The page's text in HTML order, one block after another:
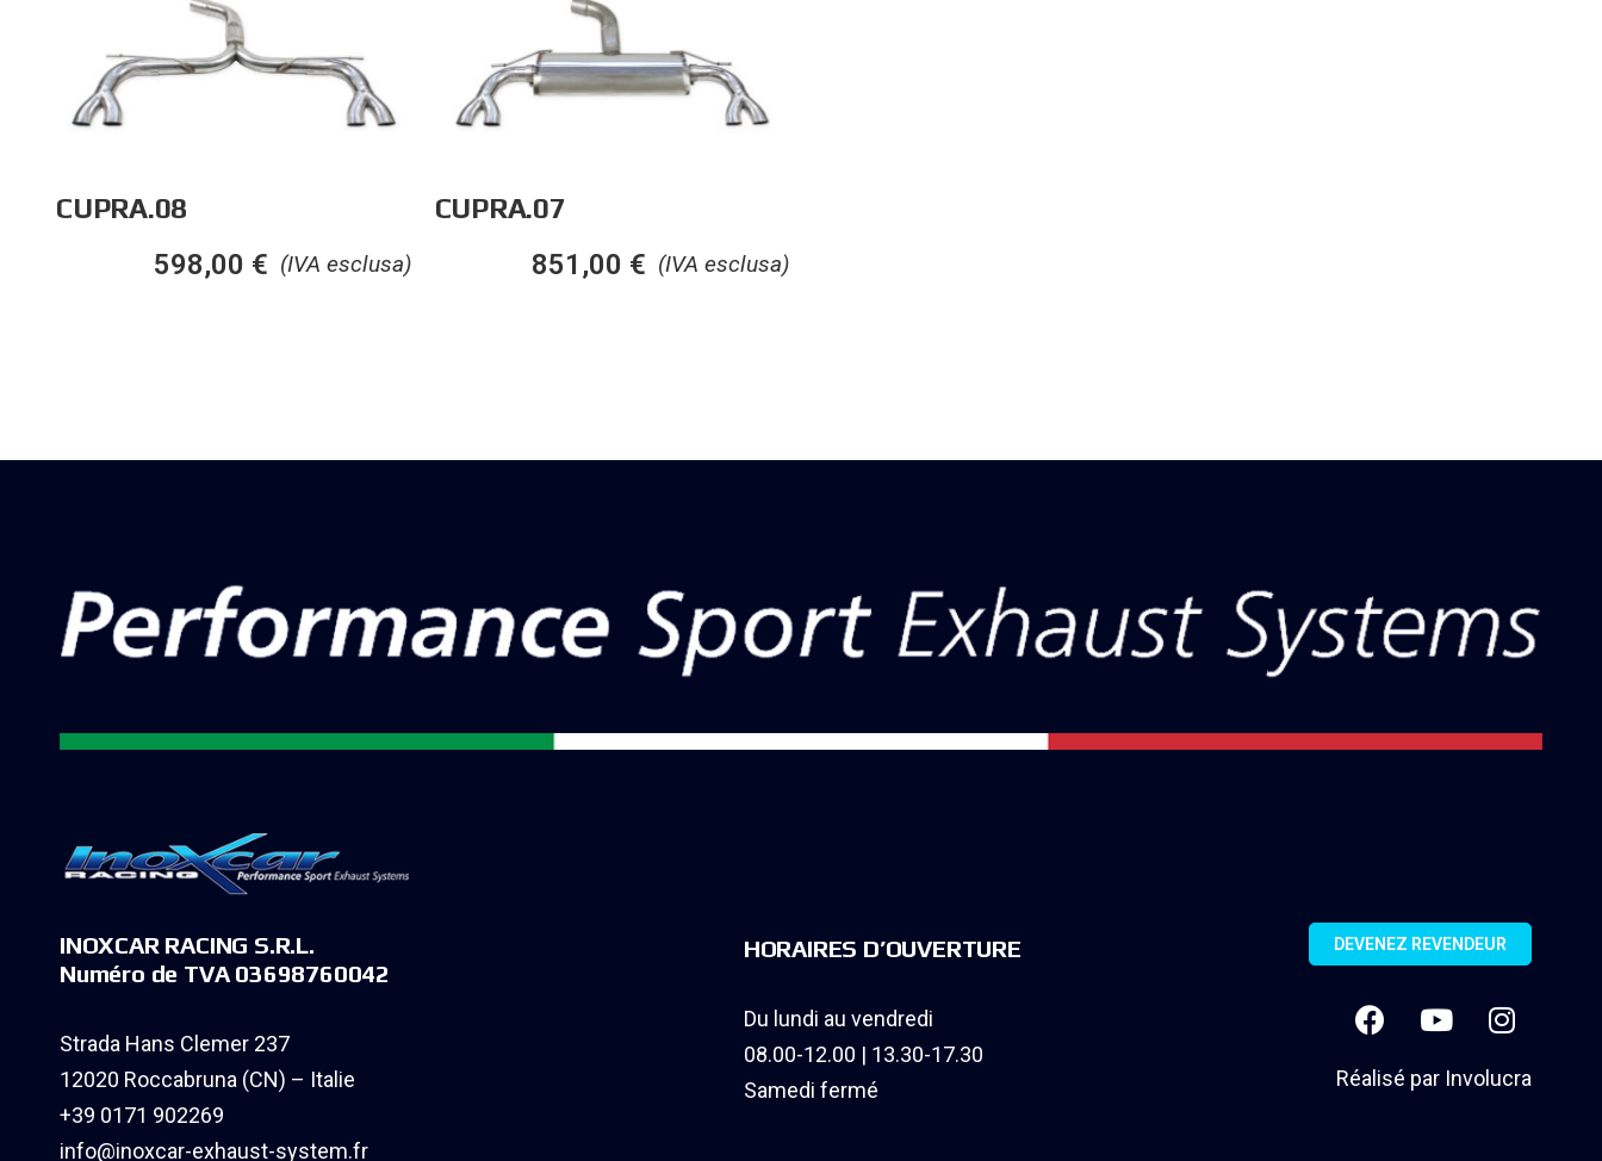
CUPRA.08
(IVA esclusa)
598,00 €
CUPRA.07
(IVA esclusa)
851,00 €
INOXCAR RACING S.R.L.
Numéro de TVA 03698760042
Strada Hans Clemer 237
12020 Roccabruna (CN) – Italie
+39 0171 902269
info@inoxcar-exhaust-system.fr
HORAIRES D’OUVERTURE
Du lundi au vendredi
08.00-12.00 | 13.30-17.30
Samedi fermé
DEVENEZ REVENDEUR
Réalisé par Involucra